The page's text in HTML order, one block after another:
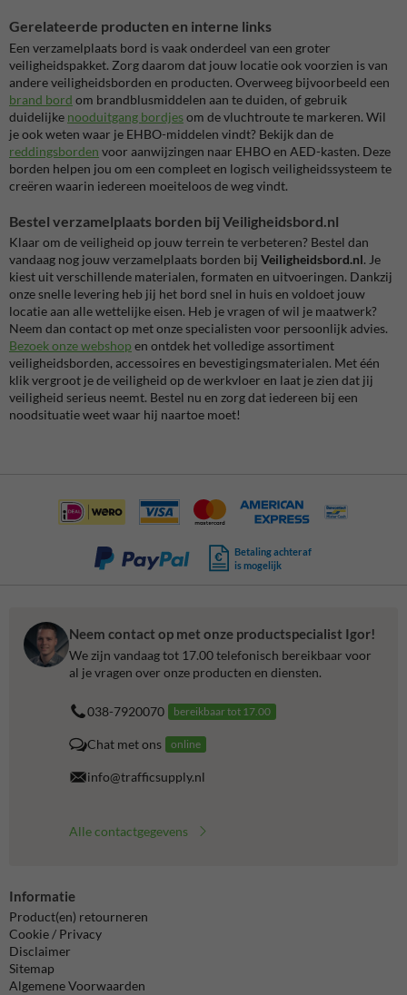
Gerelateerde producten en interne links
Een verzamelplaats bord is vaak onderdeel van een groter
veiligheidspakket. Zorg daarom dat jouw locatie ook voorzien is van
andere veiligheidsborden en producten. Overweeg bijvoorbeeld een
brand bord om brandblusmiddelen aan te duiden, of gebruik
duidelijke nooduitgang bordjesom de vluchtroute te markeren. Wil
je ook weten waar je EHBO-middelen vindt? Bekijk dan de
reddingsborden voor aanwijzingen naar EHBO en AED-kasten. Deze
borden helpen jou om een compleet en logisch veiligheidssysteem te
creëren waarin iedereen moeiteloos de weg vindt.
Bestel verzamelplaats borden bij Veiligheidsbord.nl
Klaar om de veiligheid op jouw terrein te verbeteren? Bestel dan
vandaag nog jouw verzamelplaats borden bij Veiligheidsbord.nl. Je
kiest uit verschillende materialen, formaten en uitvoeringen. Dankzij
onze snelle levering heb jij het bord snel in huis en voldoet jouw
locatie aan alle wettelijke eisen. Heb je vragen of wil je maatwerk?
Neem dan contact op met onze specialisten voor persoonlijk advies.
Bezoek onze webshop en ontdek het volledige assortiment
veiligheidsborden, accessoires en bevestigingsmaterialen. Met één
klik vergroot je de veiligheid op de werkvloer en laat je zien dat jij
veiligheid serieus neemt. Bestel nu en zorg dat iedereen bij een
noodsituatie weet waar hij naartoe moet!
Betaling achteraf
is mogelijk
Neem contact op met onze productspecialist Igor!
We zijn vandaag tot 17.00 telefonisch bereikbaar voor
al je vragen over onze producten en diensten.
038-7920070 bereikbaar tot 17.00
Chat met ons online
info@trafficsupply.nl
Alle contactgegevens
Informatie
Product(en) retourneren
Cookie / Privacy
Disclaimer
Sitemap
Algemene Voorwaarden